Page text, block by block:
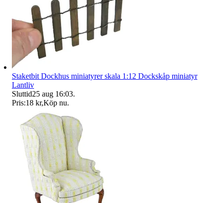
Staketbit Dockhus miniatyrer skala 1:12 Dockskåp miniatyr
Lantliv
Sluttid25 aug 16:03.
Pris:18 kr,Köp nu.